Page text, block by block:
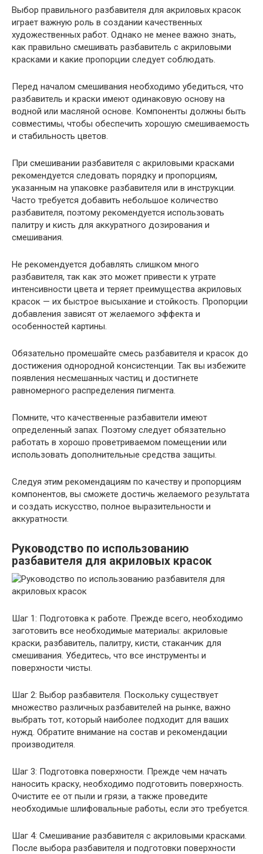
Выбор правильного разбавителя для акриловых красок
играет важную роль в создании качественных
художественных работ. Однако не менее важно знать,
как правильно смешивать разбавитель с акриловыми
красками и какие пропорции следует соблюдать.
Перед началом смешивания необходимо убедиться, что
разбавитель и краски имеют одинаковую основу на
водной или масляной основе. Компоненты должны быть
совместимы, чтобы обеспечить хорошую смешиваемость
и стабильность цветов.
При смешивании разбавителя с акриловыми красками
рекомендуется следовать порядку и пропорциям,
указанным на упаковке разбавителя или в инструкции.
Часто требуется добавить небольшое количество
разбавителя, поэтому рекомендуется использовать
палитру и кисть для аккуратного дозирования и
смешивания.
Не рекомендуется добавлять слишком много
разбавителя, так как это может привести к утрате
интенсивности цвета и теряет преимущества акриловых
красок — их быстрое высыхание и стойкость. Пропорции
добавления зависят от желаемого эффекта и
особенностей картины.
Обязательно промешайте смесь разбавителя и красок до
достижения однородной консистенции. Так вы избежите
появления несмешанных частиц и достигнете
равномерного распределения пигмента.
Помните, что качественные разбавители имеют
определенный запах. Поэтому следует обязательно
работать в хорошо проветриваемом помещении или
использовать дополнительные средства защиты.
Следуя этим рекомендациям по качеству и пропорциям
компонентов, вы сможете достичь желаемого результата
и создать искусство, полное выразительности и
аккуратности.
Руководство по использованию
разбавителя для акриловых красок
Шаг 1: Подготовка к работе. Прежде всего, необходимо
заготовить все необходимые материалы: акриловые
краски, разбавитель, палитру, кисти, стаканчик для
смешивания. Убедитесь, что все инструменты и
поверхности чисты.
Шаг 2: Выбор разбавителя. Поскольку существует
множество различных разбавителей на рынке, важно
выбрать тот, который наиболее подходит для ваших
нужд. Обратите внимание на состав и рекомендации
производителя.
Шаг 3: Подготовка поверхности. Прежде чем начать
наносить краску, необходимо подготовить поверхность.
Очистите ее от пыли и грязи, а также проведите
необходимые шлифовальные работы, если это требуется.
Шаг 4: Смешивание разбавителя с акриловыми красками.
После выбора разбавителя и подготовки поверхности